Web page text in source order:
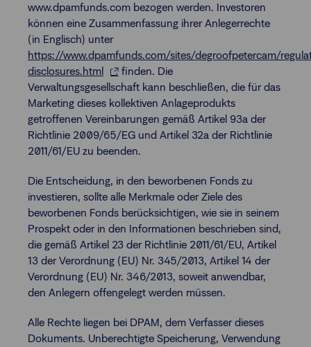
www.dpamfunds.com bezogen werden. Investoren
können eine Zusammenfassung ihrer Anlegerrechte
(in Englisch) unter
https://www.dpamfunds.com/sites/degroofpetercam/
disclosures.html
finden. Die
Verwaltungsgesellschaft kann beschließen, die für das
Marketing dieses kollektiven Anlageprodukts
getroffenen Vereinbarungen gemäß Artikel 93a der
Richtlinie 2009/65/EG und Artikel 32a der Richtlinie
2011/61/EU zu beenden.
Die Entscheidung, in den beworbenen Fonds zu
investieren, sollte alle Merkmale oder Ziele des
beworbenen Fonds berücksichtigen, wie sie in seinem
Prospekt oder in den Informationen beschrieben sind,
die gemäß Artikel 23 der Richtlinie 2011/61/EU, Artikel
13 der Verordnung (EU) Nr. 345/2013, Artikel 14 der
Verordnung (EU) Nr. 346/2013, soweit anwendbar,
den Anlegern offengelegt werden müssen.
Alle Rechte liegen bei DPAM, dem Verfasser dieses
Dokuments. Unberechtigte Speicherung, Verwendung